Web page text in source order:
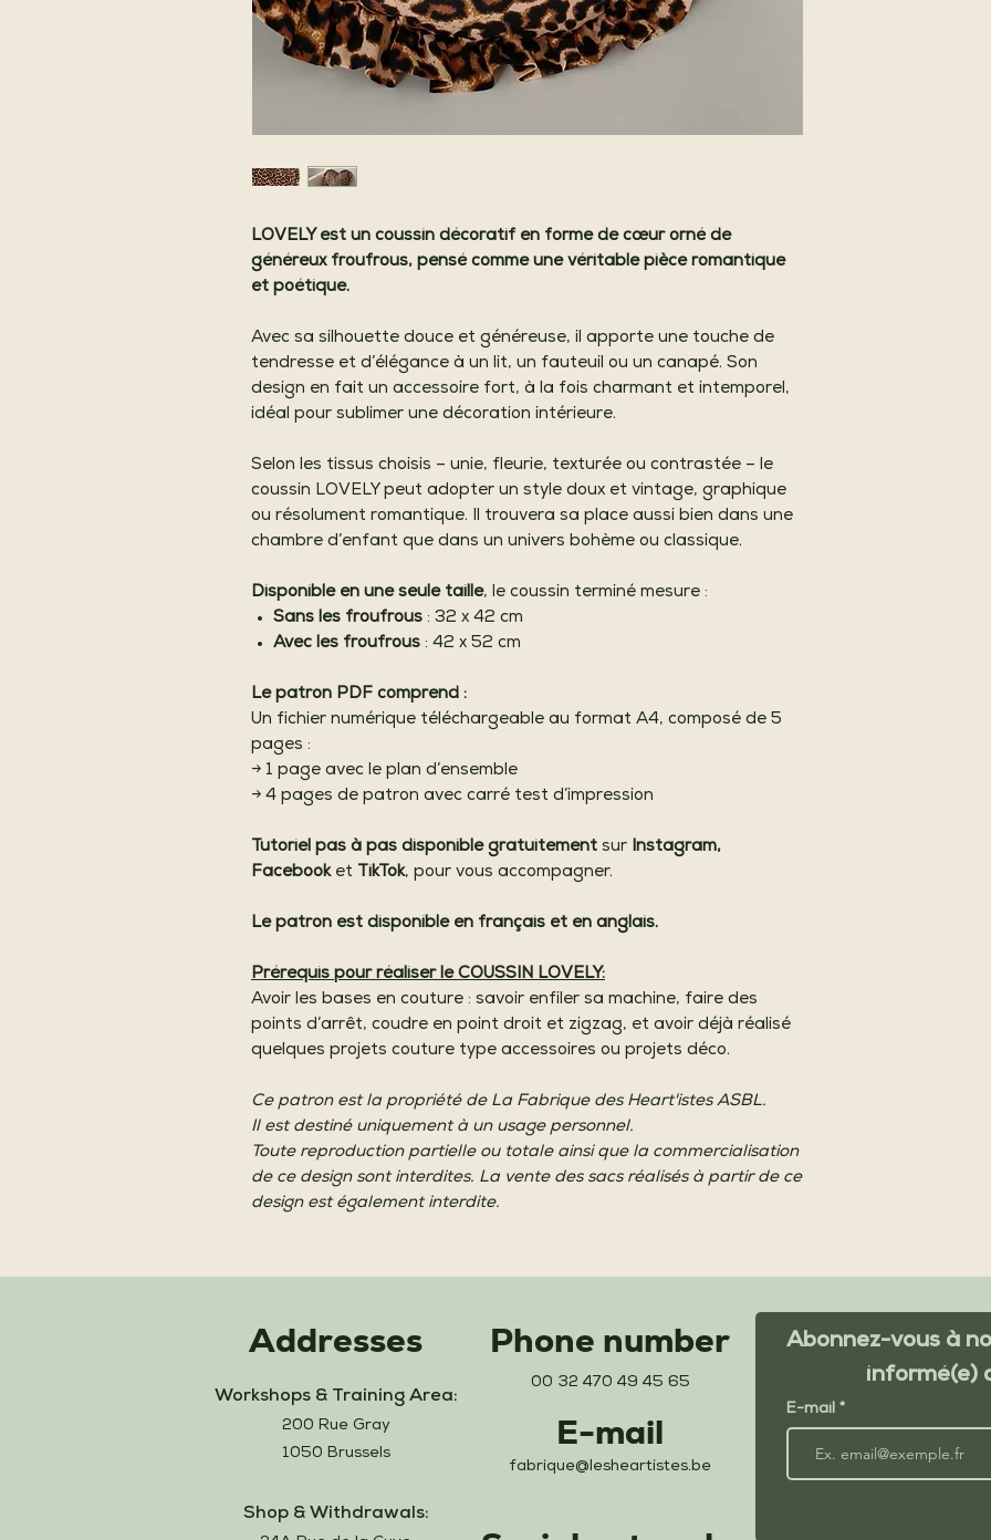
LOVELY est un coussin décoratif en forme de cœur orné de
généreux froufrous, pensé comme une véritable pièce romantique
et poétique.
Avec sa silhouette douce et généreuse, il apporte une touche de
tendresse et d’élégance à un lit, un fauteuil ou un canapé. Son
design en fait un accessoire fort, à la fois charmant et intemporel,
idéal pour sublimer une décoration intérieure.
Selon les tissus choisis – unie, fleurie, texturée ou contrastée – le
coussin LOVELY peut adopter un style doux et vintage, graphique
ou résolument romantique. Il trouvera sa place aussi bien dans une
chambre d’enfant que dans un univers bohème ou classique.
Disponible en une seule taille, le coussin terminé mesure :
Sans les froufrous : 32 x 42 cm
Avec les froufrous : 42 x 52 cm
Le patron PDF comprend :
Un fichier numérique téléchargeable au format A4, composé de 5
pages :
→ 1 page avec le plan d’ensemble
→ 4 pages de patron avec carré test d’impression
Tutoriel pas à pas disponible gratuitement sur Instagram,
Facebooket TikTok, pour vous accompagner.
Le patron est disponible en français et en anglais.
Prérequis pour réaliser le COUSSIN LOVELY:
Avoir les bases en couture : savoir enfiler sa machine, faire des
points d’arrêt, coudre en point droit et zigzag, et avoir déjà réalisé
quelques projets couture type accessoires ou projets déco.
Ce patron est la propriété de La Fabrique des Heart'istes ASBL.
Il est destiné uniquement à un usage personnel.
Toute reproduction partielle ou totale ainsi que la commercialisation
de ce design sont interdites. La vente des sacs réalisés à partir de ce
design est également interdite.
Addresses
Workshops & Training Area:
200 Rue Gray
1050 Brussels
Shop & Withdrawals:
Phone number
00 32 470 49 45 65
E-mail
fabrique@lesheartistes.be
Abonnez-vous à
informé(e)
E-mail